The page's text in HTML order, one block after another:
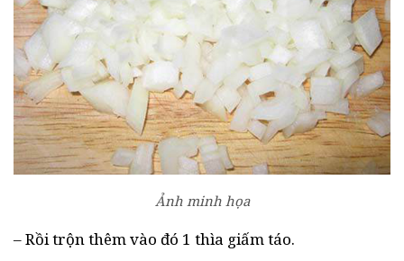
Ảnh minh họa
– Rồi trộn thêm vào đó 1 thìa giấm táo.